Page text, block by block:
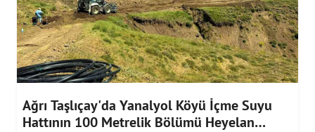
Ağrı Taşlıçay'da Yanalyol Köyü İçme Suyu
Hattının 100 Metrelik Bölümü Heyelan